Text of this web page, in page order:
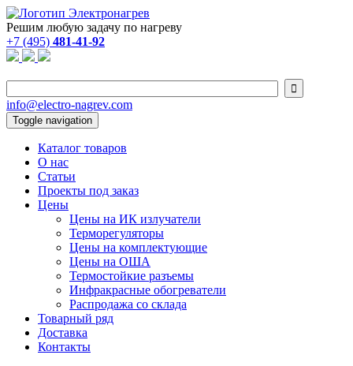
Решим любую задачу по нагреву
+7 (495) 481-41-92

info@electro-nagrev.com
Toggle navigation
Каталог товаров
О нас
Статьи
Проекты под заказ
Цены
Цены на ИК излучатели
Терморегуляторы
Цены на комплектующие
Цены на ОША
Термостойкие разъемы
Инфракрасные обогреватели
Распродажа со склада
Товарный ряд
Доставка
Контакты